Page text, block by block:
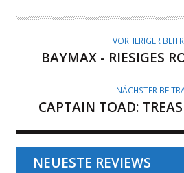
VORHERIGER
BAYMAX - RIESIGES
NÄCHSTER
CAPTAIN TOAD:
NEUESTE REVIEWS